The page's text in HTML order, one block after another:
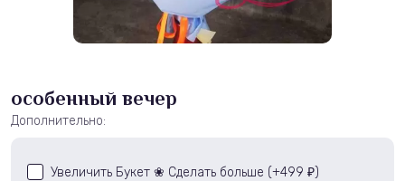
особенный вечер
Дополнительно:
Увеличить Букет ❀ Сделать больше (+499 ₽ )